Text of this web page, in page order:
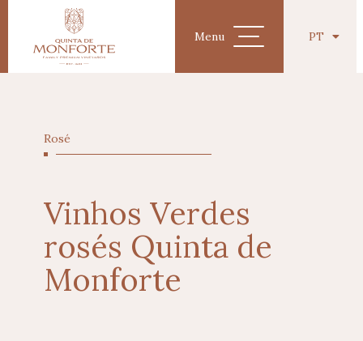
Menu PTEN
Rosé
Vinhos Verdes
rosés Quinta de
Monforte